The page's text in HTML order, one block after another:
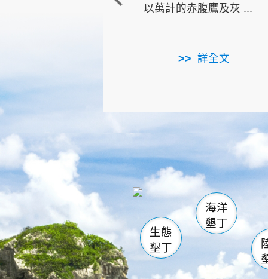
以萬計的赤腹鷹及灰 ...
詳全文
龜山 海生館
恆春
龍鑾潭自
瓊麻館
關山
白砂
生態
墾丁
海洋
墾丁